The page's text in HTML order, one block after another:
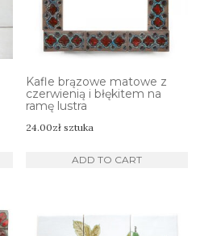
Kafle brązowe matowe z
czerwienią i błękitem na
ramę lustra
24.00zł sztuka
ADD TO CART